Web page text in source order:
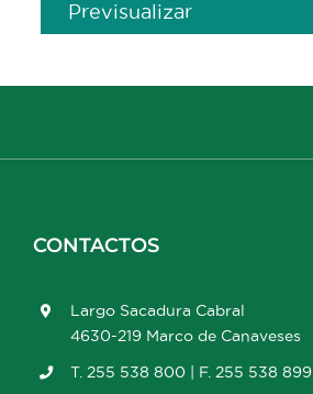
Previsualizar
CONTACTOS
Largo Sacadura Cabral
4630-219 Marco de Canaveses
T. 255 538 800 | F. 255 538 899